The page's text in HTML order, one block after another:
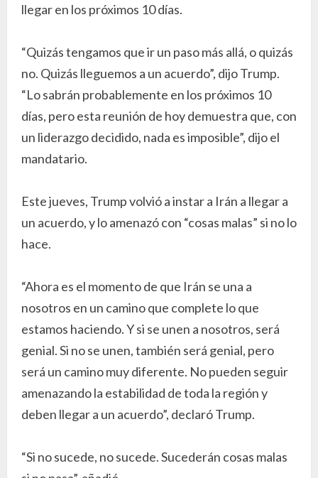
llegar en los próximos 10 días.
“Quizás tengamos que ir un paso más allá, o quizás
no. Quizás lleguemos a un acuerdo”, dijo Trump.
“Lo sabrán probablemente en los próximos 10
días, pero esta reunión de hoy demuestra que, con
un liderazgo decidido, nada es imposible”, dijo el
mandatario.
Este jueves, Trump volvió a instar a Irán a llegar a
un acuerdo, y lo amenazó con “cosas malas” si no lo
hace.
“Ahora es el momento de que Irán se una a
nosotros en un camino que complete lo que
estamos haciendo. Y si se unen a nosotros, será
genial. Si no se unen, también será genial, pero
será un camino muy diferente. No pueden seguir
amenazando la estabilidad de toda la región y
deben llegar a un acuerdo”, declaró Trump.
“Si no sucede, no sucede. Sucederán cosas malas